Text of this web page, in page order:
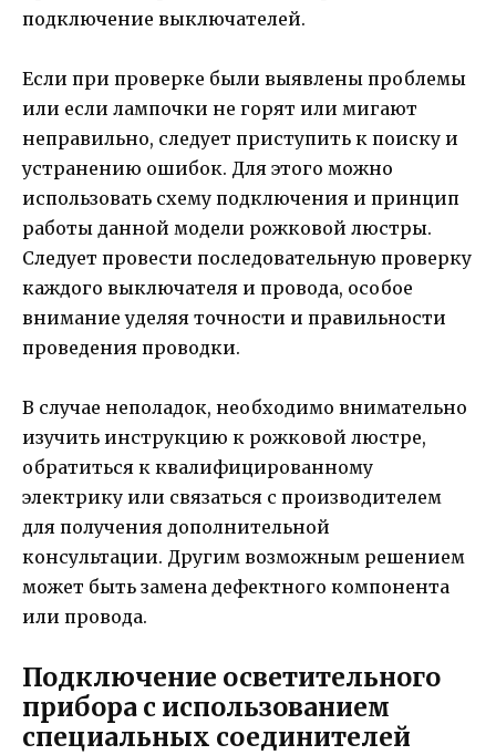
подключение выключателей.
Если при проверке были выявлены проблемы
или если лампочки не горят или мигают
неправильно, следует приступить к поиску и
устранению ошибок. Для этого можно
использовать схему подключения и принцип
работы данной модели рожковой люстры.
Следует провести последовательную проверку
каждого выключателя и провода, особое
внимание уделяя точности и правильности
проведения проводки.
В случае неполадок, необходимо внимательно
изучить инструкцию к рожковой люстре,
обратиться к квалифицированному
электрику или связаться с производителем
для получения дополнительной
консультации. Другим возможным решением
может быть замена дефектного компонента
или провода.
Подключение осветительного
прибора с использованием
специальных соединителей